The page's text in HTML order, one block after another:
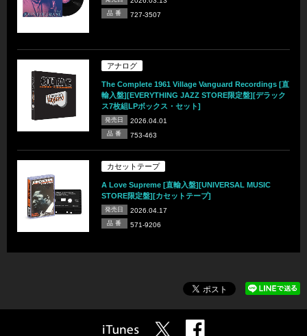
品 番 727-3507
アナログ
The Complete 1961 Village Vanguard Recordings [直
輸入盤][EVERYTHING JAZZ STORE限定盤][デラック
ス7枚組LPボックス・セット]
発売日 2026.04.01
品 番 753-463
カセットテープ
A Love Supreme [直輸入盤][UNIVERSAL MUSIC
STORE限定盤][カセットテープ]
発売日 2026.04.17
品 番 571-9206